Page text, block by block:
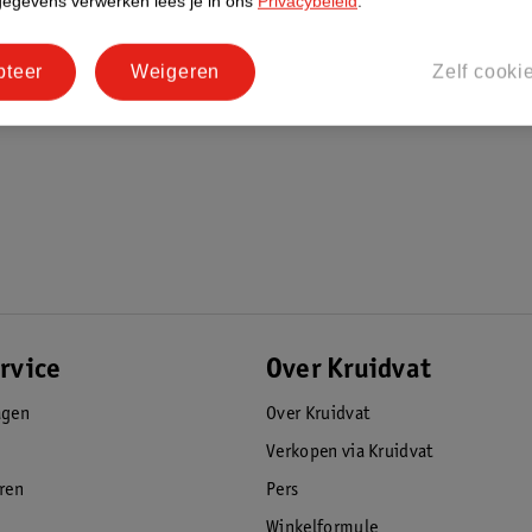
telefoon te voorkomen. Deze combinatie
vormgeving. Hierdoor ligt je iPhone
dan de originele Apple Silicone
Over Kruidvat
Over Kruidvat
Verkopen via Kruidvat
Pers
Zelf
Weigeren